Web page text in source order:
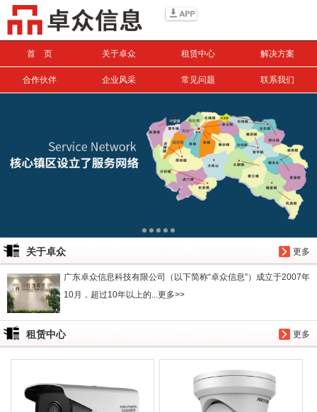
首 页 关于卓众 租赁中心 解决方案
合作伙伴 企业风采 常见问题 联系我们
更多
关于卓众
广东卓众信息科技有限公司（以下简称“卓众信息”）成立于2007年
10月，超过10年以上的...更多>>
更多
租赁中心
搜索